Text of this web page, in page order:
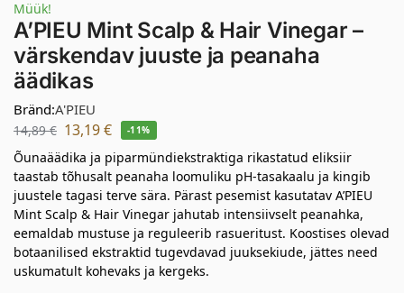
Müük!
A’PIEU Mint Scalp & Hair Vinegar –
värskendav juuste ja peanaha
äädikas
Bränd:A'PIEU
14,89€ 13,19€ -11%
Õunaäädika ja piparmündiekstraktiga rikastatud eliksiir
taastab tõhusalt peanaha loomuliku pH-tasakaalu ja kingib
juustele tagasi terve sära. Pärast pesemist kasutatav A’PIEU
Mint Scalp & Hair Vinegar jahutab intensiivselt peanahka,
eemaldab mustuse ja reguleerib rasueritust. Koostises olevad
botaanilised ekstraktid tugevdavad juuksekiude, jättes need
uskumatult kohevaks ja kergeks.